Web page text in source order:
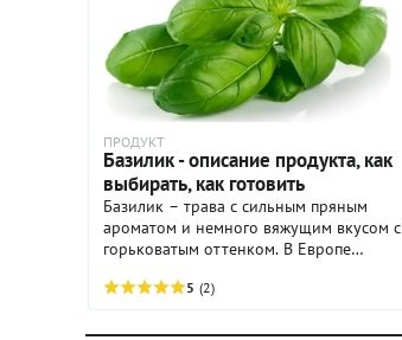
ПРОДУКТ
Базилик - описание продукта, как
выбирать, как готовить
Базилик – трава с сильным пряным
ароматом и немного вяжущим вкусом с
горьковатым оттенком. В Европе
активно выращивают во Франции,
Италии, Марокко и Египте ...
5 (2)